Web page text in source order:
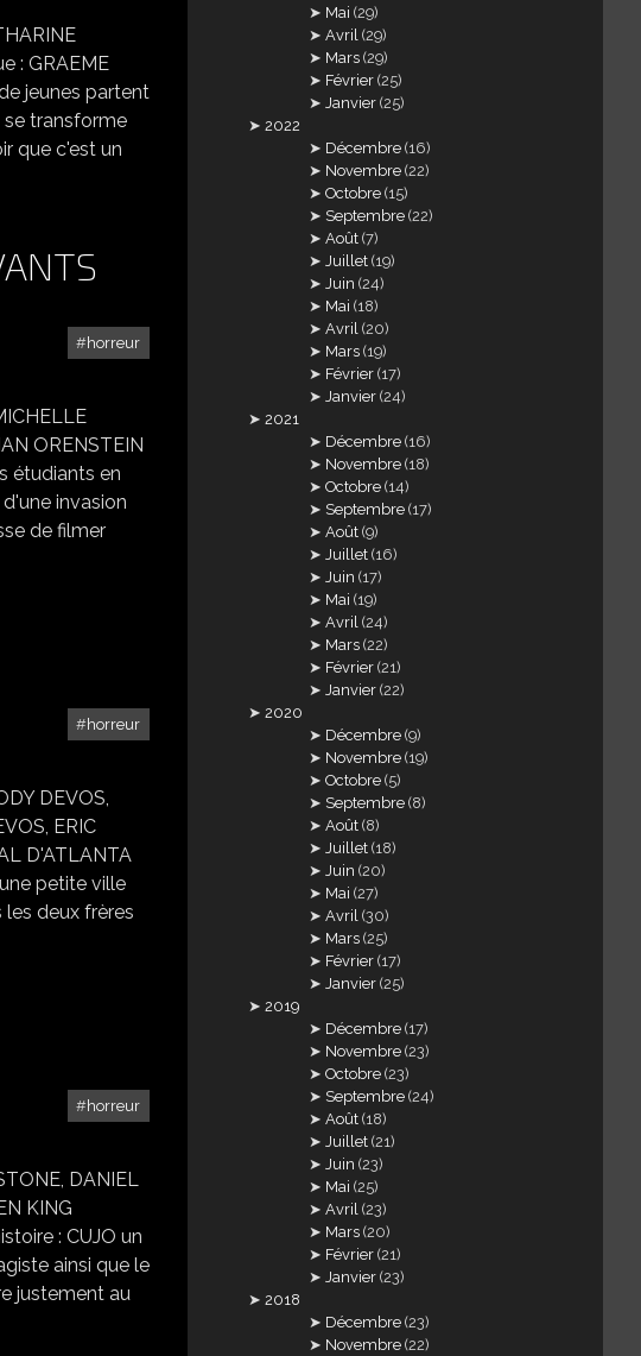
: GRAEME
jeunes partent
se transforme
que c'est un
horreur
VIVANTS
ORENSTEIN
étudiants en
invasion
de filmer
horreur
LOVER
DEVOS,
ERIC
D'ATLANTA
petite ville
les deux frères
horreur
CUJO
DANIEL
KING
: CUJO un
ainsi que le
justement au
Mai (29)
Avril (29)
Mars (29)
Février (25)
Janvier (25)
2022
Décembre (16)
Novembre (22)
Octobre (15)
Septembre (22)
Août (7)
Juillet (19)
Juin (24)
Mai (18)
Avril (20)
Mars (19)
Février (17)
Janvier (24)
2021
Décembre (16)
Novembre (18)
Octobre (14)
Septembre (17)
Août (9)
Juillet (16)
Juin (17)
Mai (19)
Avril (24)
Mars (22)
Février (21)
Janvier (22)
2020
Décembre (9)
Novembre (19)
Octobre (5)
Septembre (8)
Août (8)
Juillet (18)
Juin (20)
Mai (27)
Avril (30)
Mars (25)
Février (17)
Janvier (25)
2019
Décembre (17)
Novembre (23)
Octobre (23)
Septembre (24)
Août (18)
Juillet (21)
Juin (23)
Mai (25)
Avril (23)
Mars (20)
Février (21)
Janvier (23)
2018
Décembre (23)
Novembre (22)